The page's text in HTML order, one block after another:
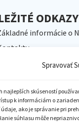
Spravovať
najlepších skúseností
k informáciám o
ako je správanie pri
súhlasu môže
ODKAZY
informácie o
NIVaM
inštitúcie